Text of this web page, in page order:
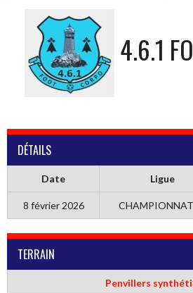
4.6.1
DÉTAILS
Date Ligue
8 février 2026 CHAMPIONNAT
TERRAIN
Penvillers